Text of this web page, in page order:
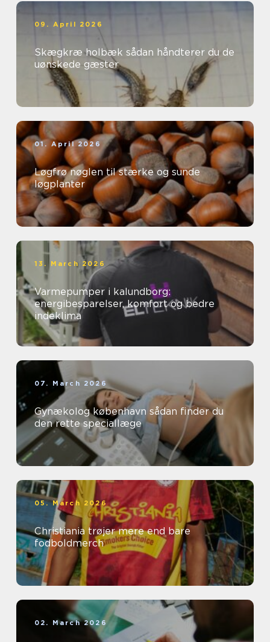
09. April 2026
Skægkræ holbæk sådan håndterer du de
uønskede gæster
01. April 2026
Løgfrø nøglen til stærke og sunde
løgplanter
13. March 2026
Varmepumper i kalundborg:
energibesparelser, komfort og bedre
indeklima
07. March 2026
Gynækolog københavn sådan finder du
den rette speciallæge
05. March 2026
Christiania trøjer mere end bare
fodboldmerch
02. March 2026